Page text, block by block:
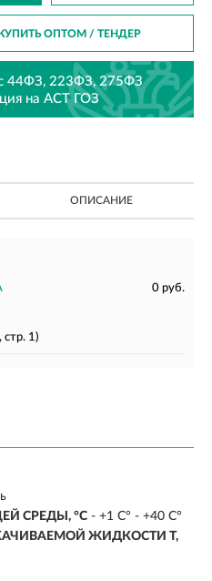
ОПТОМ/ ТЕНДЕР
44ФЗ, 223ФЗ, 275ФЗ
на АСТ ГОЗ
ОПИСАНИЕ
0 руб.
1)
СРЕДЫ, °C - +1 C° - +40 C°
ЖИДКОСТИ T,